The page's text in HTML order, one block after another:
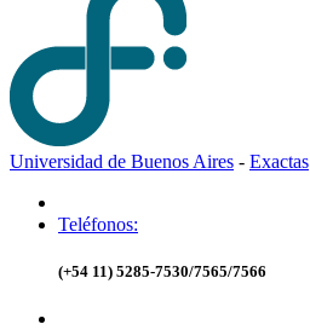
Universidad de Buenos Aires - Exactas
Teléfonos:
(+54 11) 5285-7530/7565/7566